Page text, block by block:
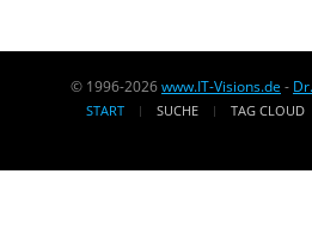
© 1996-2026www.IT-Visions.de -
START SUCHE TAG CLOUD